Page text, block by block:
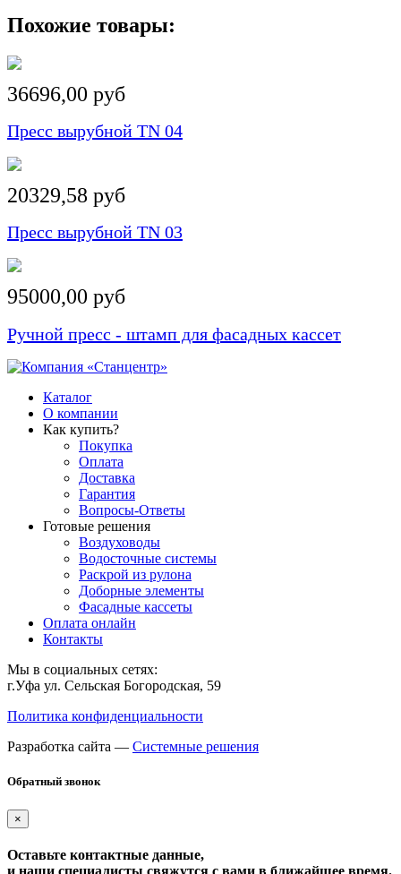
Похожие товары:
36696,00 руб
Пресс вырубной TN 04
20329,58 руб
Пресс вырубной TN 03
95000,00 руб
Ручной пресс - штамп для фасадных кассет
Каталог
О компании
Как купить?
Покупка
Оплата
Доставка
Гарантия
Вопросы-Ответы
Готовые решения
Воздуховоды
Водосточные системы
Раскрой из рулона
Доборные элементы
Фасадные кассеты
Оплата онлайн
Контакты
Мы в социальных сетях:
г.Уфа ул. Сельская Богородская, 59
Политика конфиденциальности
Разработка сайта — Системные решения
Обратный звонок
×
Оставьте контактные данные,
и наши специалисты свяжутся с вами в ближайшее время.